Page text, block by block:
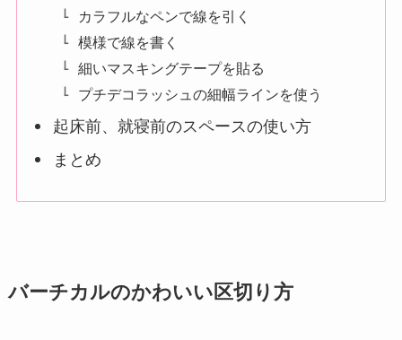
カラフルなペンで線を引く
模様で線を書く
細いマスキングテープを貼る
プチデコラッシュの細幅ラインを使う
起床前、就寝前のスペースの使い方
まとめ
バーチカルのかわいい区切り方